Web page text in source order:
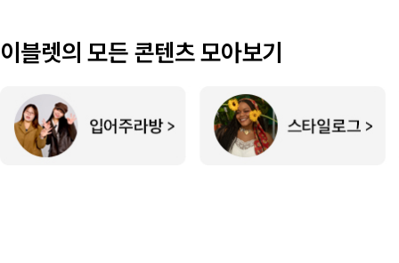
이블렛의 모든 콘텐츠 모아보기